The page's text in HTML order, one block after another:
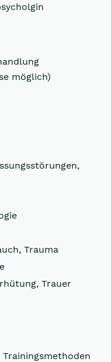
möglich)
Trauma
Trauer